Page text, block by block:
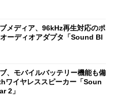
メディア、96kHz再生対応のポ
ーディオアダプタ「Sound Bl
、モバイルバッテリー機能も備
ワイヤレススピーカー「Soun
2」